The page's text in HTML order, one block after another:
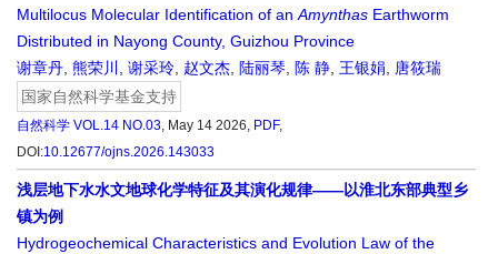
Multilocus Molecular Identification of an Amynthas Earthworm
Distributed in Nayong County, Guizhou Province
谢章丹 熊荣川 谢采玲 赵文杰 陆丽琴 陈 静 王银娟
唐筱瑞
国家自然科学基金支持
自然科学 VOL.14 NO.03, May 14 2026, PDF,
DOI:10.12677/ojns.2026.143033
浅层地下水水文地球化学特征及其演化规律——以淮北东部典型乡
镇为例
Hydrogeochemical Characteristics and Evolution Law of the